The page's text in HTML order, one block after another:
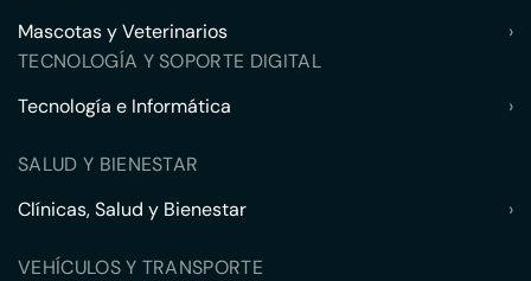
Mascotas y Veterinarios
›
TECNOLOGÍA Y SOPORTE DIGITAL
Tecnología e Informática
›
SALUD Y BIENESTAR
Clínicas, Salud y Bienestar
›
VEHÍCULOS Y TRANSPORTE